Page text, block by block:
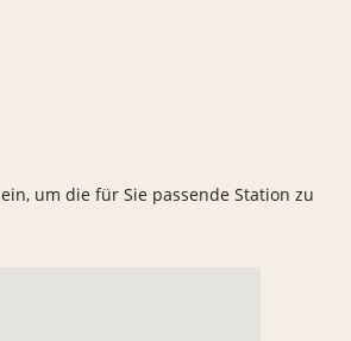
um die für Sie passende Station zu